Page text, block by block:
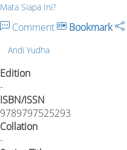
Mata Siapa Ini?
Comment Bookmark
Andi Yudha
Edition
-
ISBN/ISSN
9789797525293
Collation
-